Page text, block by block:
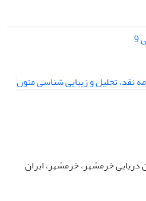
دریایی خرمشهر، خرمشهر، ایران